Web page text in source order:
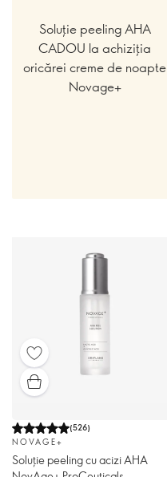
Soluție peeling AHA
CADOU la achiziția
oricărei creme de noapte
Novage+
(526)
NOVAGE+
Soluţie peeling cu acizi AHA